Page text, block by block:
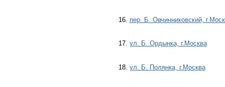
16. пер. Б. Овчинниковский,
17. ул. Б. Ордынка, г.Москва
18. ул. Б. Полянка, г.Москва